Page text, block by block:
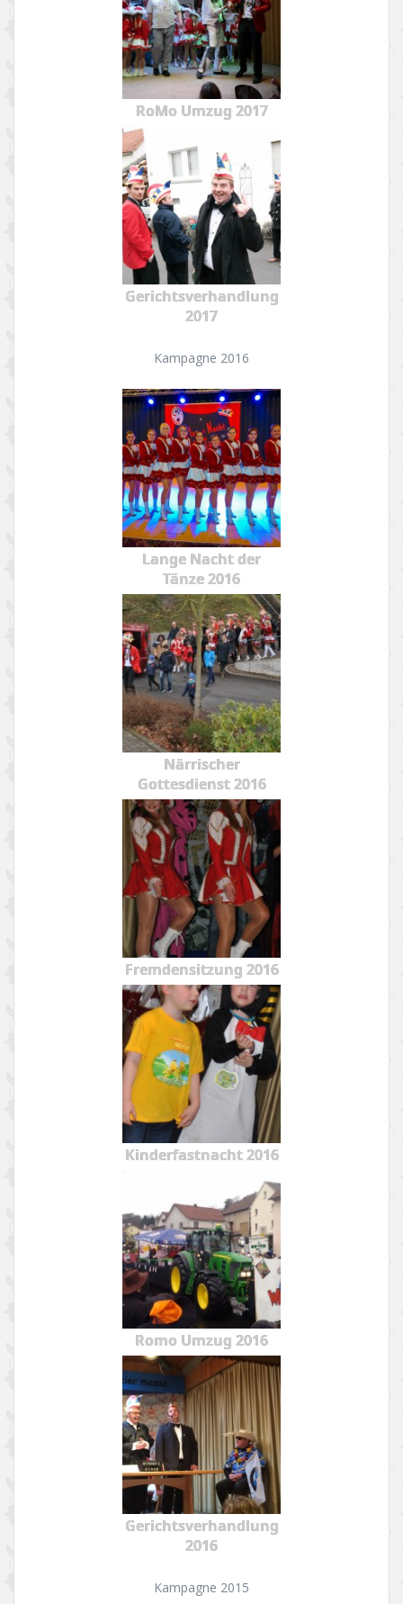
RoMo Umzug 2017
Gerichtsverhandlung
2017
Kampagne 2016
Lange Nacht der
Tänze 2016
Närrischer
Gottesdienst 2016
Fremdensitzung 2016
Kinderfastnacht 2016
Romo Umzug 2016
Gerichtsverhandlung
2016
Kampagne 2015